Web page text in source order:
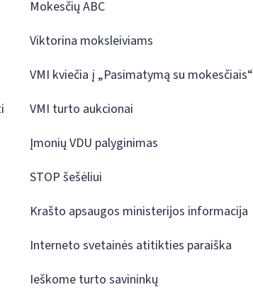
Mokesčių ABC
Viktorina moksleiviams
VMI kviečia į „Pasimatymą su mokesčiais“
VMI turto aukcionai
Įmonių VDU palyginimas
STOP šešėliui
Krašto apsaugos ministerijos informacija
Interneto svetainės atitikties paraiška
Ieškome turto savininkų